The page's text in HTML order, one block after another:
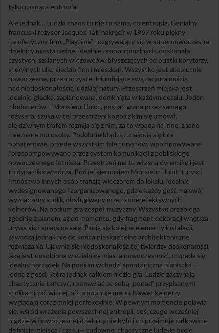
tylko rosnąca entropia.
Ale jednak… Ludzki chaos to nie to samo, co entropia. Genialny
francuski reżyser Jacques Tati nakręcił w 1967 roku piękny
i profetyczny firm „Playtime”, rozgrywający się w supernowoczesnej
dzielnicy miasta pełnej idealnie proporcjonalnych, doskonale
czystych, szklanych wieżowców, błyszczących od pustki korytarzy,
sterylnych ulic, siedzib firm i mieszkań. Wszystko jest absolutnie
nowoczesne, przezroczyste, triumfujące swą racjonalnością
nad niedoskonałością ludzkiej natury. Przestrzeń miejska jest
idealnie gładka, zaplanowana, domknięta w każdym detalu. Jeden
z bohaterów – Monsieur Hulot, postać grana przez samego
reżysera, szuka w tej przestrzeni kogoś z kim się umówił,
ale dziwnym trafem rozmija się z nim, za to wpada na inne, znane
i nieznane mu osoby. Podobnie błądzą i znajdują się inni
bohaterowie, przede wszystkim fale turystów, wpompowywane
i przepompowywane przez system komunikacji z pobliskiego
nowoczesnego lotniska. Przestrzeń ma tu własną dynamikę i jest
to dynamika władcza. Pod jej kierunkiem Monsieur Hulot, turyści
i mnóstwo innych osób trafiają wieczorem do lokalu, idealnie
wydesignowanego i zorganizowanego, gdzie każdy gość ma swój
wyznaczony stolik, obsługiwany przez superefektywnych
kelnerów. Na podium gra zespół muzyczny. Wszystko przebiega
zgodnie z planem, aż do momentu, gdy fragment dekoracji wnętrza
urywa się i spada na salę. Psują się kolejne elementy instalacji,
zawodzą jednak nie do końca nieskazitelne architektoniczne
rozwiązania. Ujawnia się niedoskonałość tej twierdzy doskonałości,
jaką jest uosobiona w dzielnicy miasta nowoczesność, rozpada się
idealny porządek. Na podium wchodzi spontaniczna pianistka –
jedna z gości, która jednak całkiem nieźle gra. Ludzie zaczynają
chaotycznie tańczyć, rozmawiać ze sobą „ponad” przypisanymi
stolikami, pić więcej, niż proponuje menu. Nawet kelnerzy
wyglądają coraz mniej perfekcyjnie. W pewnym momencie pojawia
się, wśród wrażenia powszechnej entropii, coś, czego wcześniej
nigdzie w nowoczesnej dzielnicy nie było i co przejmuje całkowicie
definicję miejsca i czasu – cudowne, chaotyczne ludzkie bycie